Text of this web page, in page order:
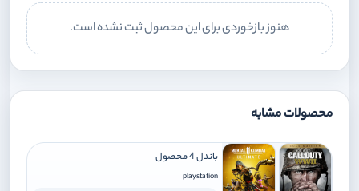
هنوز بازخوردی برای این محصول ثبت نشده است.
محصولات مشابه
باندل 4 محصول
playstation